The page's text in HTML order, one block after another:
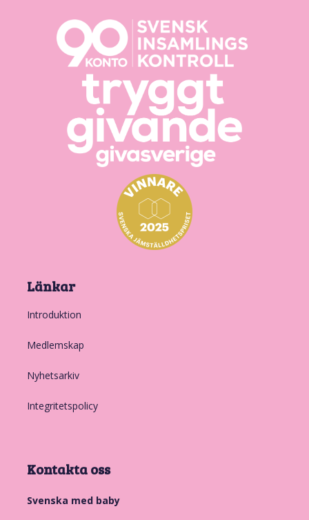
Länkar
Introduktion
Medlemskap
Nyhetsarkiv
Integritetspolicy
Kontakta oss
Svenska med baby